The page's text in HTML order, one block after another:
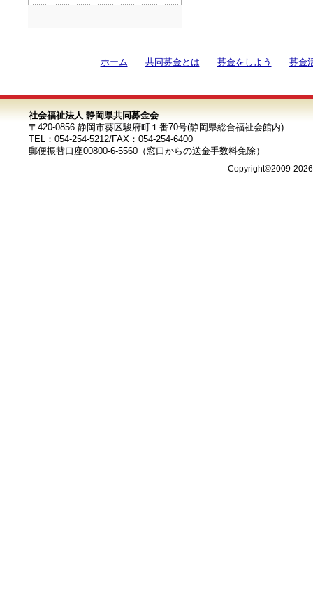
ホーム 共同募金とは 募金をしよう 募金
社会福祉法人 静岡県共同募金会
〒420-0856 静岡市葵区駿府町１番70号(静岡県総合福祉会館内)
TEL：054-254-5212/FAX：054-254-6400
郵便振替口座00800-6-5560（窓口からの送金手数料免除）
Copyright©2009-